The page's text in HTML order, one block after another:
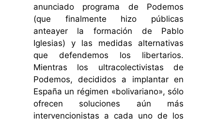
anunciado programa de Podemos
(que finalmente hizo públicas
anteayer la formación de Pablo
Iglesias) y las medidas alternativas
que defendemos los libertarios.
Mientras los ultracolectivistas de
Podemos, decididos a implantar en
España un régimen «bolivariano», sólo
ofrecen soluciones aún más
intervencionistas a cada uno de los